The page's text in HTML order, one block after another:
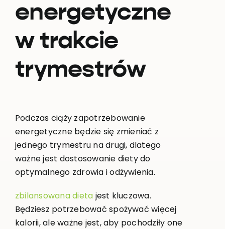
energetyczne
w trakcie
trymestrów
Podczas ciąży zapotrzebowanie
energetyczne będzie się zmieniać z
jednego trymestru na drugi, dlatego
ważne jest dostosowanie diety do
optymalnego zdrowia i odżywienia.
zbilansowana dieta jest kluczowa.
Będziesz potrzebować spożywać więcej
kalorii, ale ważne jest, aby pochodziły one